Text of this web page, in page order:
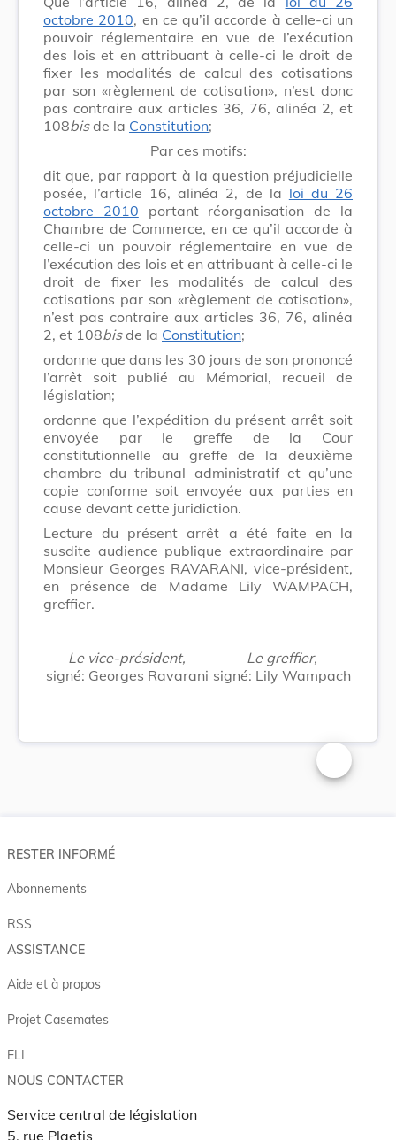
octobre 2010, en ce qu’il accorde à celle-ci un
pouvoir réglementaire en vue de l’exécution
des lois et en attribuant à celle-ci le droit de
fixer les modalités de calcul des cotisations
par son «règlement de cotisation», n’est donc
pas contraire aux articles 36, 76, alinéa 2, et
108bisde la Constitution;
Par ces motifs:
dit que, par rapport à la question préjudicielle
posée, l’article 16, alinéa 2, de la loi du 26
octobre 2010 portant réorganisation de la
Chambre de Commerce, en ce qu’il accorde à
celle-ci un pouvoir réglementaire en vue de
l’exécution des lois et en attribuant à celle-ci le
droit de fixer les modalités de calcul des
cotisations par son «règlement de cotisation»,
n’est pas contraire aux articles 36, 76, alinéa
2, et 108bisde la Constitution;
ordonne que dans les 30 jours de son prononcé
l’arrêt soit publié au Mémorial, recueil de
législation;
ordonne que l’expédition du présent arrêt soit
envoyée par le greffe de la Cour
constitutionnelle au greffe de la deuxième
chambre du tribunal administratif et qu’une
copie conforme soit envoyée aux parties en
cause devant cette juridiction.
Lecture du présent arrêt a été faite en la
susdite audience publique extraordinaire par
Monsieur Georges RAVARANI, vice-président,
en présence de Madame Lily WAMPACH,
greffier.
Le vice-président,
signé: Georges Ravarani
Le greffier,
signé: Lily Wampach
Changer la
RESTER INFORMÉ
Abonnements
RSS
ASSISTANCE
Aide et à propos
Projet Casemates
ELI
NOUS CONTACTER
Service central de législation
5, rue Plaetis